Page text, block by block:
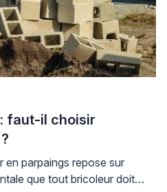
faut-il choisir
en parpaings repose sur
que tout bricoleur doit